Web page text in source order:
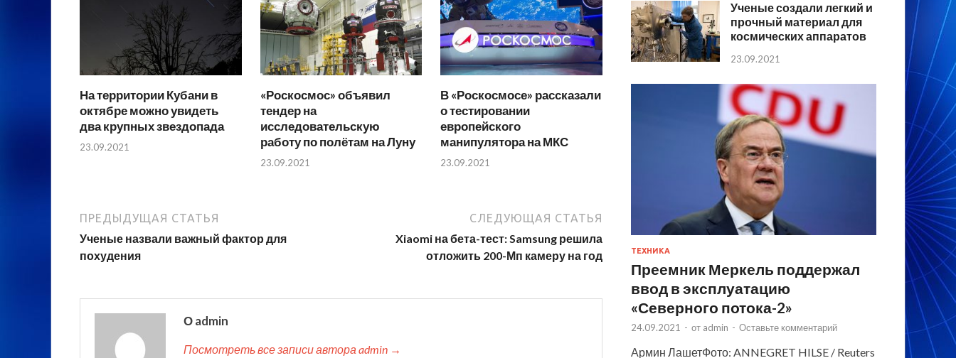
На территории Кубани в
октябре можно увидеть
два крупных звездопада
23.09.2021
«Роскосмос» объявил
тендер на
исследовательскую
работу по полётам на Луну
23.09.2021
В «Роскосмосе» рассказали
о тестировании
европейского
манипулятора на МКС
23.09.2021
ПРЕДЫДУЩАЯ СТАТЬЯ
Ученые назвали важный фактор для
похудения
СЛЕДУЮЩАЯ СТАТЬЯ
Xiaomi на бета-тест: Samsung решила
отложить 200-Мп камеру на год
О admin
Посмотреть все записи автора admin →
Ученые создали легкий и
прочный материал для
космических аппаратов
23.09.2021
ТЕХНИКА
Преемник Меркель поддержал
ввод в эксплуатацию
«Северного потока-2»
24.09.2021 - от admin - Оставьте комментарий
Армин ЛашетФото: ANNEGRET HILSE / Reuters